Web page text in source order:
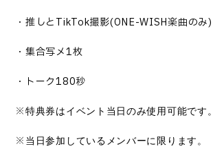
・推しとTikTok撮影(ONE-WISH楽曲のみ)
・集合写メ1枚
・トーク180秒
※特典券はイベント当日のみ使用可能です。
※ 当日参加しているメンバーに限ります。